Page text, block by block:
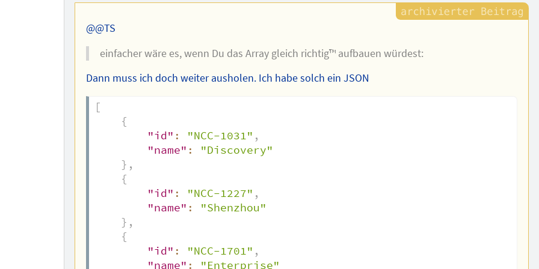
@@TS
einfacher wäre es, wenn Du das Array gleich richtig™ aufbauen würdest:
Dann muss ich doch weiter ausholen. Ich habe solch ein JSON
[
{
"id" : "NCC-1031" ,
"name" :
"Discovery"
} ,
{
"id" : "NCC-1227" ,
"name" :
"Shenzhou"
} ,
{
"id" : "NCC-1701" ,
"name" : "Enterprise"